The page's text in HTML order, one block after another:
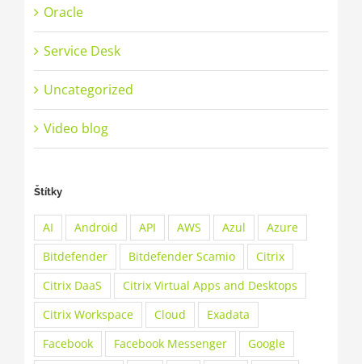
Oracle
Service Desk
Uncategorized
Video blog
Štítky
AI Android API AWS Azul
Azure
Bitdefender
Bitdefender Scamio
Citrix
Citrix DaaS
Citrix Virtual Apps and Desktops
Citrix Workspace
Cloud
Exadata
Facebook
Facebook Messenger
Google